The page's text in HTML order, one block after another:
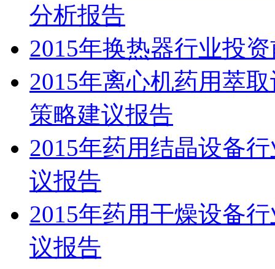
分析报告
2015年换热器行业投
2015年离心机药用萃
策略建议报告
2015年药用结晶设备
议报告
2015年药用干燥设备
议报告